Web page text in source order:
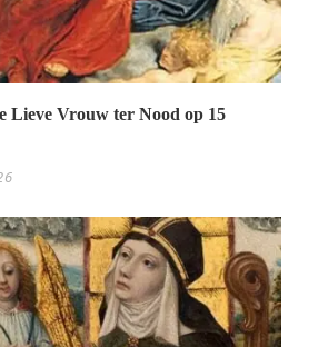
Lieve Vrouw ter Nood op 15